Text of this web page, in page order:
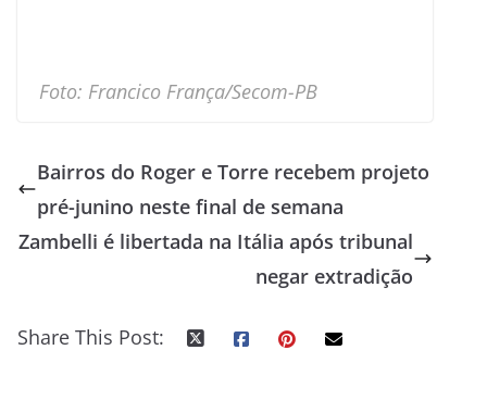
Foto: Francico França/Secom-PB
Bairros do Roger e Torre recebem projeto
pré-junino neste final de semana
Zambelli é libertada na Itália após tribunal
negar extradição
Share This Post: